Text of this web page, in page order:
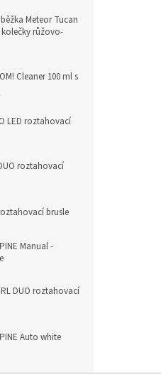
Meteor Tucan
kolečky růžovo-
Cleaner 100 ml s
LED roztahovací
roztahovací
brusle
Manual -
DUO roztahovací
Auto white